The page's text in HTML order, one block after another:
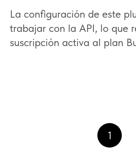
La configuración de este
trabajar con la API, lo que
suscripción activa al plan
1